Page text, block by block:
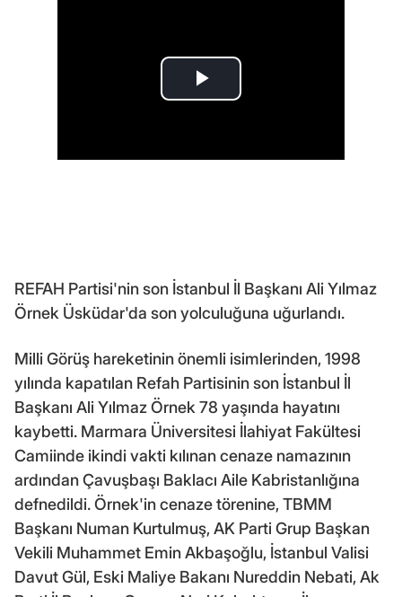
REFAH Partisi'nin son İstanbul İl Başkanı Ali Yılmaz
Örnek Üsküdar'da son yolculuğuna uğurlandı.
Milli Görüş hareketinin önemli isimlerinden, 1998
yılında kapatılan Refah Partisinin son İstanbul İl
Başkanı Ali Yılmaz Örnek 78 yaşında hayatını
kaybetti. Marmara Üniversitesi İlahiyat Fakültesi
Camiinde ikindi vakti kılınan cenaze namazının
ardından Çavuşbaşı Baklacı Aile Kabristanlığına
defnedildi. Örnek'in cenaze törenine, TBMM
Başkanı Numan Kurtulmuş, AK Parti Grup Başkan
Vekili Muhammet Emin Akbaşoğlu, İstanbul Valisi
Davut Gül, Eski Maliye Bakanı Nureddin Nebati, Ak